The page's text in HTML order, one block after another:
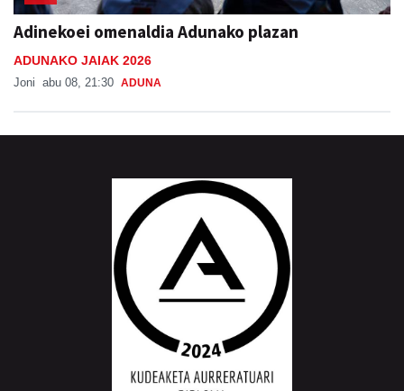
Adinekoei omenaldia Adunako plazan
ADUNAKO JAIAK 2026
Joni abu 08, 21:30 ADUNA